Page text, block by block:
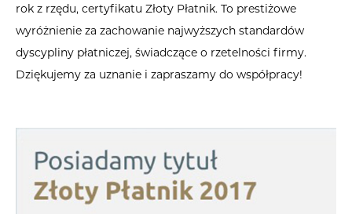
rok z rzędu, certyfikatu Złoty Płatnik. To prestiżowe
wyróżnienie za zachowanie najwyższych standardów
dyscypliny płatniczej, świadczące o rzetelności firmy.
Dziękujemy za uznanie i zapraszamy do współpracy!